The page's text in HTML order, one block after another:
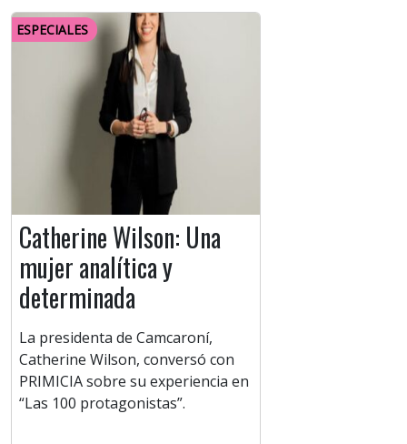
ESPECIALES
Catherine Wilson: Una
mujer analítica y
determinada
La presidenta de Camcaroní,
Catherine Wilson, conversó con
PRIMICIA sobre su experiencia en
“Las 100 protagonistas”.